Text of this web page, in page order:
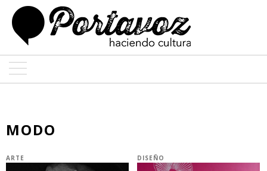
MODO
ARTE DISEÑO